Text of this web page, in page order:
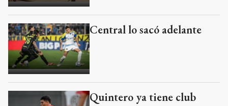
Central lo sacó adelante
Quintero ya tiene club